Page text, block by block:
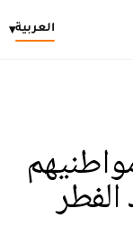
العربية▾